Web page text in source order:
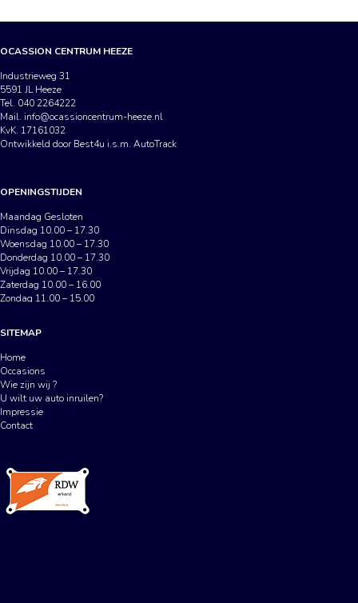
OCASSION CENTRUM HEEZE
Industrieweg 31
5591 JL Heeze
Tel. 040 2264222
Mail. info@ocassioncentrum-heeze.nl
KvK. 17161032
Ontwikkeld door Best4u i.s.m. AutoTrack
OPENINGSTIJDEN
Maandag Gesloten
Dinsdag 10.00 – 17.30
Woensdag 10.00 – 17.30
Donderdag 10.00 – 17.30
Vrijdag 10.00 – 17.30
Zaterdag 10.00 – 16.00
Zondag 11.00 – 15.00
SITEMAP
Home
Occasions
Wie zijn wij ?
U wilt uw auto inruilen?
Impressie
Contact